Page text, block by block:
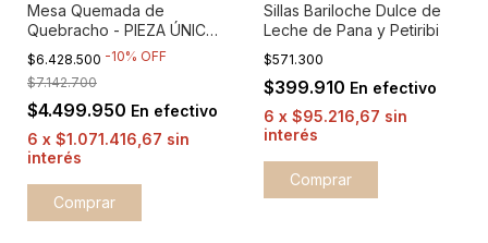
Mesa Quemada de
Quebracho - PIEZA ÚNICA
EN STOCK
$6.428.500 -10% OFF
$7.142.700
$4.499.950 En efectivo
6 x $1.071.416,67 sin
interés
Sillas Bariloche Dulce de
Leche de Pana y Petiribi
$571.300
$399.910 En efectivo
6 x $95.216,67 sin
interés